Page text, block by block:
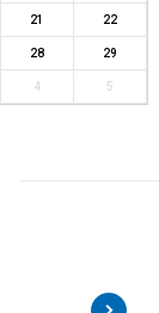
21 22
28 29
4 5